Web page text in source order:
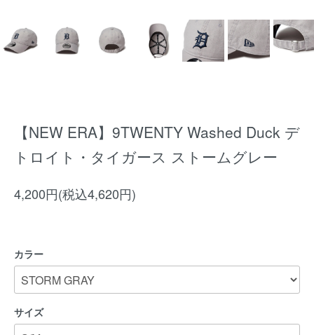
【NEW ERA】9TWENTY Washed Duck デ
トロイト・タイガース ストームグレー
4,200円(税込4,620円)
カラー
サイズ